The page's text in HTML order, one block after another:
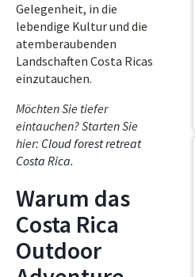
Gelegenheit, in die
lebendige Kultur und die
atemberaubenden
Landschaften Costa Ricas
einzutauchen.
Möchten Sie tiefer
eintauchen? Starten Sie
hier: Cloud forest retreat
Costa Rica.
Warum das
Costa Rica
Outdoor